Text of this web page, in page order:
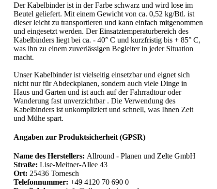
Der Kabelbinder ist in der Farbe schwarz und wird lose im
Beutel geliefert. Mit einem Gewicht von ca. 0,52 kg/Btl. ist
dieser leicht zu transportieren und kann einfach mitgenommen
und eingesetzt werden. Der Einsatztemperaturbereich des
Kabelbinders liegt bei ca. - 40° C und kurzfristig bis + 85° C,
was ihn zu einem zuverlässigen Begleiter in jeder Situation
macht.
Unser Kabelbinder ist vielseitig einsetzbar und eignet sich
nicht nur für Abdeckplanen, sondern auch viele Dinge in
Haus und Garten und ist auch auf der Fahrradtour oder
Wanderung fast unverzichtbar . Die Verwendung des
Kabelbinders ist unkompliziert und schnell, was Ihnen Zeit
und Mühe spart.
Angaben zur Produktsicherheit (GPSR)
Name des Herstellers: Allround - Planen und Zelte GmbH
Straße: Lise-Meitner-Allee 43
Ort: 25436 Tornesch
Telefonnummer: +49 4120 70 690 0